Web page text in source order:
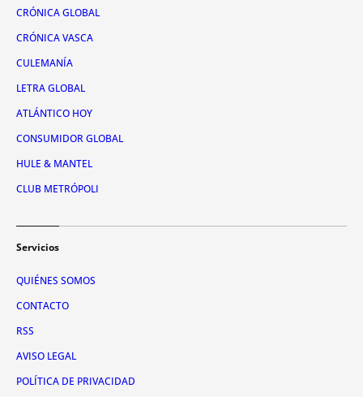
CRÓNICA GLOBAL
CRÓNICA VASCA
CULEMANÍA
LETRA GLOBAL
ATLÁNTICO HOY
CONSUMIDOR GLOBAL
HULE & MANTEL
CLUB METRÓPOLI
Servicios
QUIÉNES SOMOS
CONTACTO
RSS
AVISO LEGAL
POLÍTICA DE PRIVACIDAD